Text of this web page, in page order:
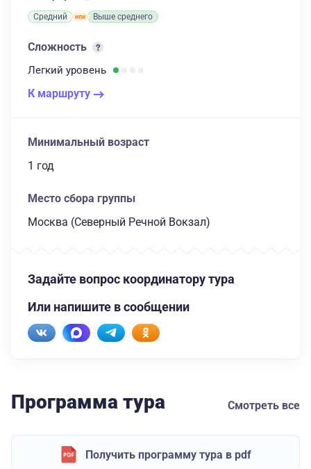
Средний Выше среднего
Сложность
Легкий уровень
К маршруту
Минимальный возраст
1 год
Место сбора группы
Москва (Северный Речной Вокзал)
Задайте вопрос координатору тура
Или напишите в сообщении
Программа тура Смотреть все
Получить программу тура в pdf